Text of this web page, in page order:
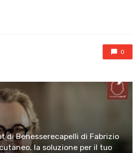
0
di Benesserecapelli di Fabrizio
la soluzione per il tuo